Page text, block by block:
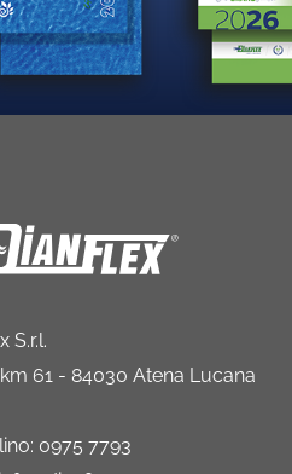
S.r.l.
km 61 - 84030 Atena Lucana
0975 7793